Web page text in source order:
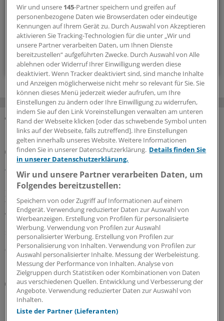
einen Schritt voraus.
wöchentlich (Sonntag)
Zum Abonnieren bitte anmelden
MEHR ZUM THEMA
Erfahrungen einer Praxismanagerin
Praxisbegehung angekündigt? Die wichtigsten
Tipps zur Vorbereitung
Staubfänger, schmutzige Hygienespender,
Zettelwirtschaft: Wer weiß, was die Prüfer besonders
gerne unter die Lupe nehmen, braucht die behördliche
Praxisbegehung nicht zu fürchten. Eine Praxismanagerin
sagt, worauf die Teams achten sollten.
09.08.2026
Diskriminierung
Rassismus in der Praxis: Neuer Leitfaden klärt
über rechtliche Handlungsmöglichkeiten auf
Wir und unsere 145-Partner speichern und greifen auf
personenbezogene Daten wie Browserdaten oder eindeutige
Kennungen auf Ihrem Gerät zu. Durch Auswahl von Akzeptieren
aktivieren Sie Tracking-Technologien für die unter „Wir und
unsere Partner verarbeiten Daten, um Ihnen Dienste
bereitzustellen“ aufgeführten Zwecke. Durch Auswahl von Alle
ablehnen oder Widerruf Ihrer Einwilligung werden diese
deaktiviert. Wenn Tracker deaktiviert sind, sind manche Inhalte
und Anzeigen möglicherweise nicht mehr so relevant für Sie. Sie
können dieses Menü jederzeit wieder aufrufen, um Ihre
Einstellungen zu ändern oder Ihre Einwilligung zu widerrufen,
indem Sie auf den Link Voreinstellungen verwalten am unteren
Rand der Webseite klicken [oder das schwebende Symbol unten
links auf der Webseite, falls zutreffend]. Ihre Einstellungen
gelten innerhalb unseres Website. Weitere Informationen
finden Sie in unserer Datenschutzerklärung. Details finden Sie
in unserer Datenschutzerklärung.
Wir und unsere Partner verarbeiten Daten, um
Folgendes bereitzustellen:
Speichern von oder Zugriff auf Informationen auf einem
Endgerät. Verwendung reduzierter Daten zur Auswahl von
Werbeanzeigen. Erstellung von Profilen für personalisierte
Werbung. Verwendung von Profilen zur Auswahl
personalisierter Werbung. Erstellung von Profilen zur
Personalisierung von Inhalten. Verwendung von Profilen zur
Auswahl personalisierter Inhalte. Messung der Werbeleistung.
Messung der Performance von Inhalten. Analyse von
Zielgruppen durch Statistiken oder Kombinationen von Daten
aus verschiedenen Quellen. Entwicklung und Verbesserung der
Angebote. Verwendung reduzierter Daten zur Auswahl von
Inhalten.
Liste der Partner (Lieferanten)